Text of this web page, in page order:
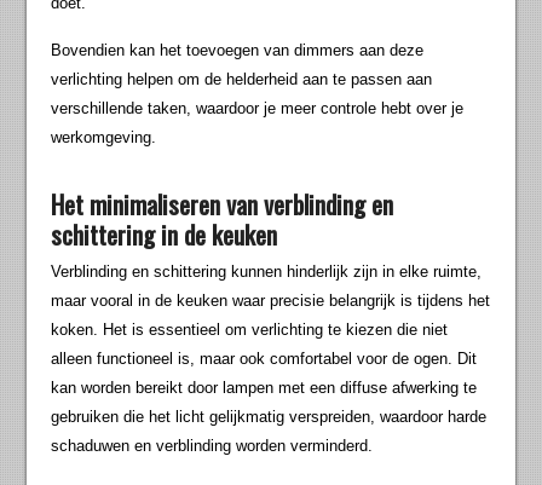
Bovendien kan het toevoegen van dimmers aan deze
verlichting helpen om de helderheid aan te passen aan
verschillende taken, waardoor je meer controle hebt over je
werkomgeving.
Het minimaliseren van verblinding en
schittering in de keuken
Verblinding en schittering kunnen hinderlijk zijn in elke ruimte,
maar vooral in de keuken waar precisie belangrijk is tijdens het
koken. Het is essentieel om verlichting te kiezen die niet
alleen functioneel is, maar ook comfortabel voor de ogen. Dit
kan worden bereikt door lampen met een diffuse afwerking te
gebruiken die het licht gelijkmatig verspreiden, waardoor harde
schaduwen en verblinding worden verminderd.